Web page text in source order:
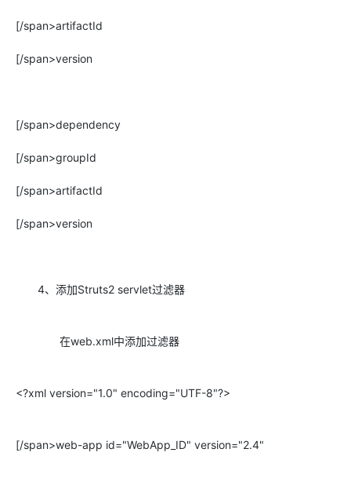
[/span>artifactId
[/span>version
[/span>dependency
[/span>groupId
[/span>artifactId
[/span>version
4、添加Struts2 servlet过滤器
在web.xml中添加过滤器
<?xml version="1.0" encoding="UTF-8"?>
[/span>web-app id="WebApp_ID" version="2.4"